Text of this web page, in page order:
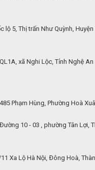
lộ 5, Thị trấn Như Quỳnh,
xã Nghi Lộc, Tỉnh Nghệ An
Phạm Hùng, Phường Hoà
10 - 03 , phường Tân Lợi,
Xa Lộ Hà Nội, Đông Hoà,